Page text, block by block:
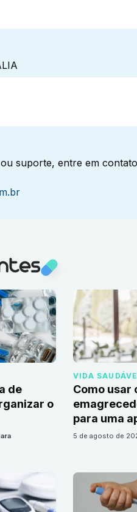
suporte, entre em
de
o
VIDA
Como usar
para uma
5 de agosto de